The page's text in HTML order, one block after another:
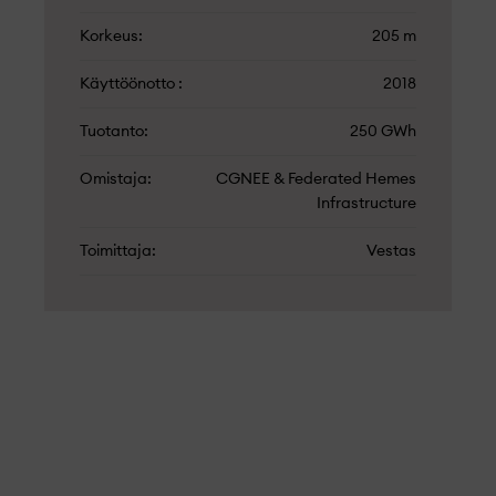
Korkeus 205 m
Käyttöönotto 2018
Tuotanto 250 GWh
Omistaja
CGNEE & Federated Hemes
Infrastructure
Toimittaja Vestas